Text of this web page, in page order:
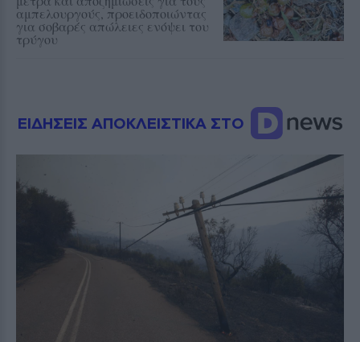
αμπελουργούς, προειδοποιώντας
για σοβαρές απώλειες ενόψει του
τρύγου
ΕΙΔΗΣΕΙΣ ΑΠΟΚΛΕΙΣΤΙΚΑ ΣΤΟ